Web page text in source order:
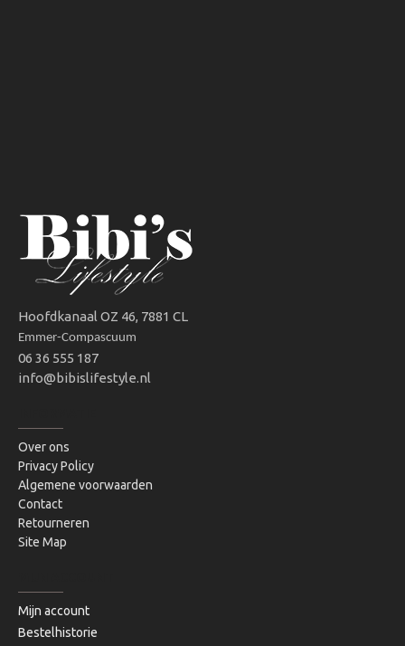
Hoofdkanaal OZ 46, 7881 CL
Emmer-Compascuum
06 36 555 187
info@bibislifestyle.nl
Over ons
Privacy Policy
Algemene voorwaarden
Contact
Retourneren
Site Map
Mijn account
Bestelhistorie